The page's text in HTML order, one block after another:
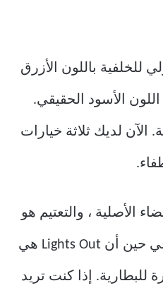
للخلفية باللون الأزرق
الأسود الحقيقي.
لديك ثلاثة خيارات
الأصلية ، والتعتيم هو
الوضع المظلم الأصلي ، في حين أن Lights Out هي
للبطارية. إذا كنت تريد